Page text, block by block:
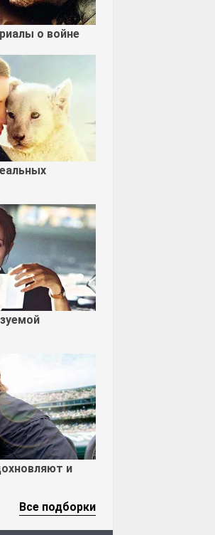
о войне
и
Все подборки